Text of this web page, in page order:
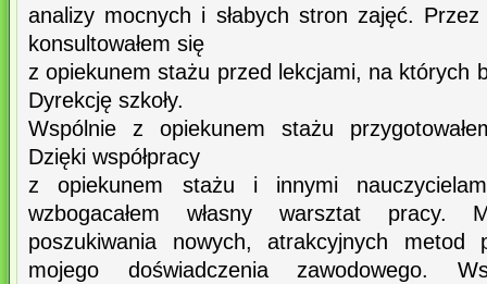
analizy mocnych i słabych stron zajęć.
konsultowałem się
z opiekunem stażu przed lekcjami, na których
Dyrekcję szkoły.
Wspólnie z opiekunem stażu
Dzięki współpracy
z opiekunem stażu i innymi
wzbogacałem własny warsztat pracy.
poszukiwania nowych, atrakcyjnych metod
mojego doświadczenia zawodowego.